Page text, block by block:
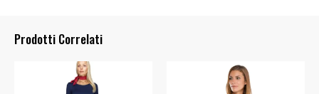
Prodotti Correlati